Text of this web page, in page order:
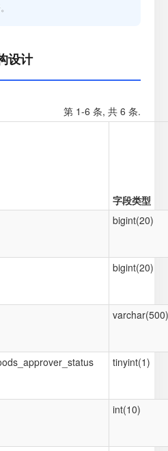
设计
第 1-6 条, 共 6 条.
字段类型
bigint(20)
bigint(20)
varchar(500)
tinyint(1)
int(10)